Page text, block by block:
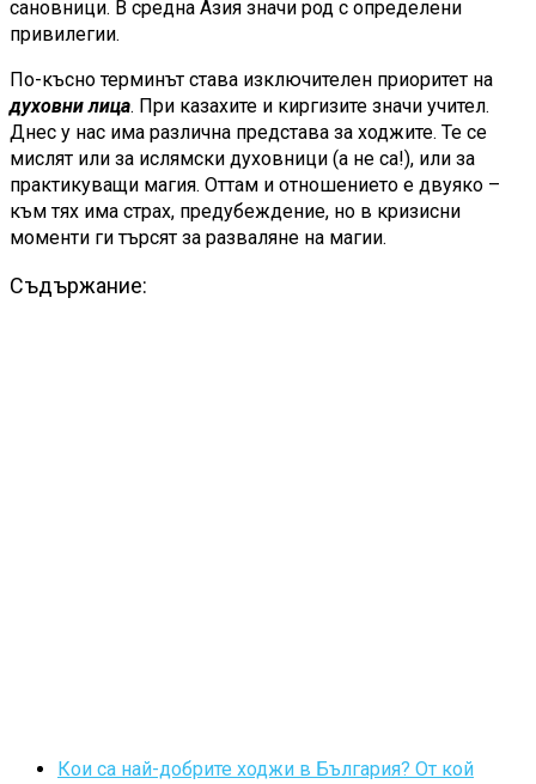
сановници. В средна Азия значи род с определени
привилегии.
По-късно терминът става изключителен приоритет на
духовни лица. При казахите и киргизите значи учител.
Днес у нас има различна представа за ходжите. Те се
мислят или за ислямски духовници (а не са!), или за
практикуващи магия. Оттам и отношението е двуяко –
към тях има страх, предубеждение, но в кризисни
моменти ги търсят за разваляне на магии.
Съдържание:
Кои са най-добрите ходжи в България? От кой